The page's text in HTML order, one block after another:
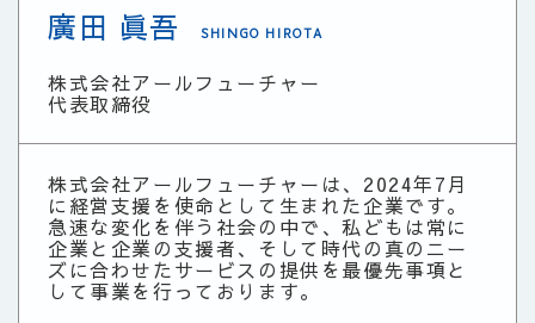
廣田 眞吾SHINGO HIROTA
株式会社アールフューチャー
代表取締役
株式会社アールフューチャーは、2024年7月
に経営支援を使命として生まれた企業です。
急速な変化を伴う社会の中で、私どもは常に
企業と企業の支援者、そして時代の真のニー
ズに合わせたサービスの提供を最優先事項と
して事業を行っております。